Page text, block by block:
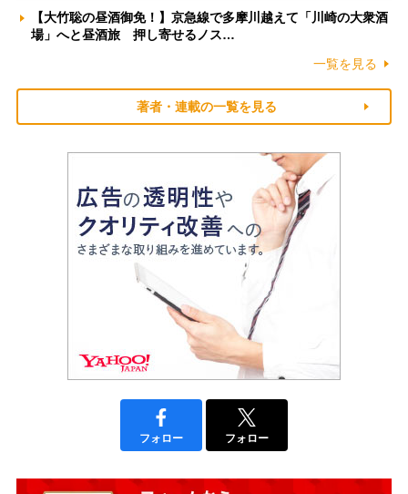
【大竹聡の昼酒御免！】京急線で多摩川越えて「川崎の大衆酒
場」へと昼酒旅 押し寄せるノス…
一覧を見る
著者・連載の一覧を見る
フォロー フォロー